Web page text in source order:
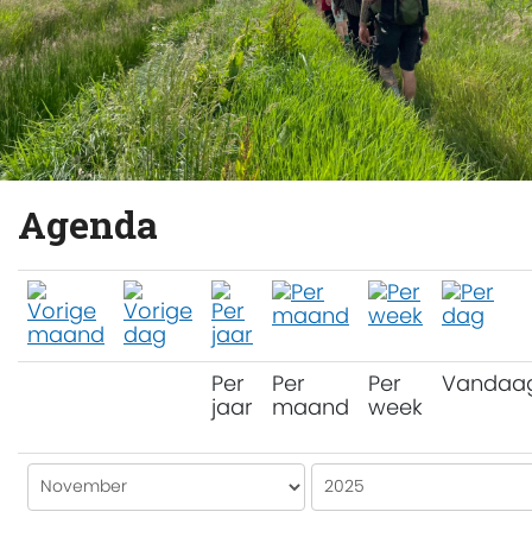
Agenda
Per
jaar
Per
maand
Per
week